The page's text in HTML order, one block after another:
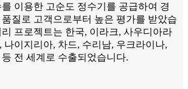
이용한 고순도 정수기를 공급하여 경
질로 고객으로부터 높은 평가를 받았습
프로젝트는 한국, 이라크, 사우디아라
나이지리아, 차드, 수리남, 우크라이나,
전 세계로 수출되었습니다.